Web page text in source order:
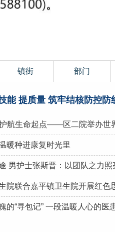
镇街 部门
能 提质量 筑牢结核防控
航生命起点——区二院举办世
暖种进康复时光里
男护士张斯晋：以团队之力照
院联合嘉平镇卫生院开展红色
的“寻包记” 一段温暖人心的